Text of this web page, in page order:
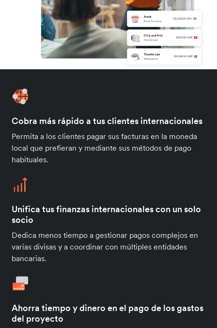
Cobra más rápido a tus clientes internacionales
Permita a los clientes pagar sus facturas en la moneda
local que prefieran y mediante sus métodos de pago
habituales.
Unifica tus finanzas internacionales con un solo
socio
Dedica menos tiempo a gestionar pagos complejos en
varias divisas y a coordinar con múltiples entidades
bancarias.
Ahorra tiempo y dinero en el pago de los gastos
del proyecto